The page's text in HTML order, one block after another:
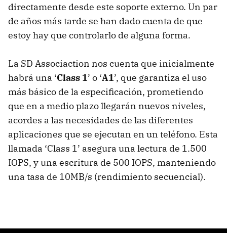
directamente desde este soporte externo. Un par
de años más tarde se han dado cuenta de que
estoy hay que controlarlo de alguna forma.
La SD Associaction nos cuenta que inicialmente
habrá una ‘Class 1’ o ‘A1’, que garantiza el uso
más básico de la especificación, prometiendo
que en a medio plazo llegarán nuevos niveles,
acordes a las necesidades de las diferentes
aplicaciones que se ejecutan en un teléfono. Esta
llamada ‘Class 1’ asegura una lectura de 1.500
IOPS, y una escritura de 500 IOPS, manteniendo
una tasa de 10MB/s (rendimiento secuencial).